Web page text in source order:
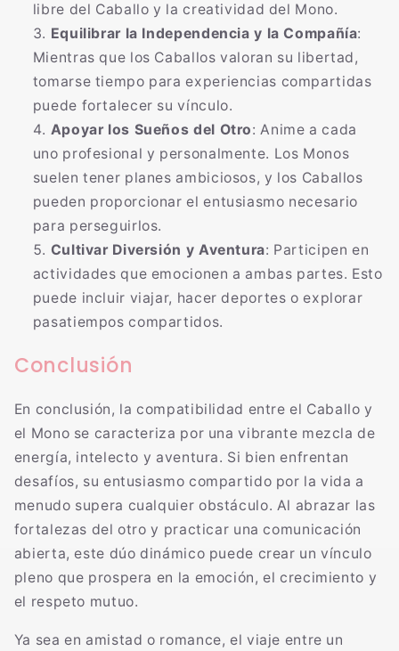
libre del Caballo y la creatividad del Mono.
Equilibrar la Independencia y la Compañía:
Mientras que los Caballos valoran su libertad,
tomarse tiempo para experiencias compartidas
puede fortalecer su vínculo.
Apoyar los Sueños del Otro: Anime a cada
uno profesional y personalmente. Los Monos
suelen tener planes ambiciosos, y los Caballos
pueden proporcionar el entusiasmo necesario
para perseguirlos.
Cultivar Diversión y Aventura: Participen en
actividades que emocionen a ambas partes. Esto
puede incluir viajar, hacer deportes o explorar
pasatiempos compartidos.
Conclusión
En conclusión, la compatibilidad entre el Caballo y
el Mono se caracteriza por una vibrante mezcla de
energía, intelecto y aventura. Si bien enfrentan
desafíos, su entusiasmo compartido por la vida a
menudo supera cualquier obstáculo. Al abrazar las
fortalezas del otro y practicar una comunicación
abierta, este dúo dinámico puede crear un vínculo
pleno que prospera en la emoción, el crecimiento y
el respeto mutuo.
Ya sea en amistad o romance, el viaje entre un